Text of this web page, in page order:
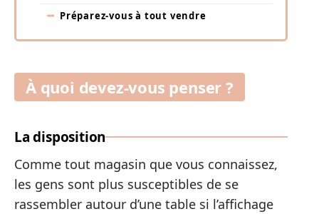
Préparez-vous à tout vendre
À quoi devez-vous penser ?
La disposition
Comme tout magasin que vous connaissez,
les gens sont plus susceptibles de se
rassembler autour d’une table si l’affichage